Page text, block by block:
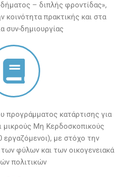
– διπλής φροντίδας»,
πρακτικής και στα
συν-δημιουργίας
προγράμματος κατάρτισης για
μικρούς Μη Κερδοσκοπικούς
με στόχο την
φύλων και των οικογενειακά
πολιτικών